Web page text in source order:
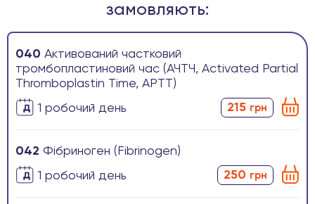
замовляють:
040 Активований частковий
тромбопластиновий час (АЧТЧ, Activated Partial
Thromboplastin Time, APTT)
1 робочиӣ день
215 грн
042 Фібриноген (Fibrinogen)
1 робочиӣ день
250 грн